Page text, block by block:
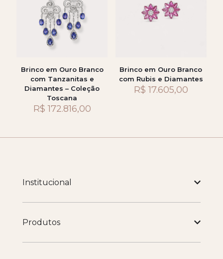
Brinco em Ouro Branco
com Tanzanitas e
Diamantes – Coleção
Toscana
R$ 172.816,00
Brinco em Ouro Branco
com Rubis e Diamantes
R$ 17.605,00
Institucional
Produtos